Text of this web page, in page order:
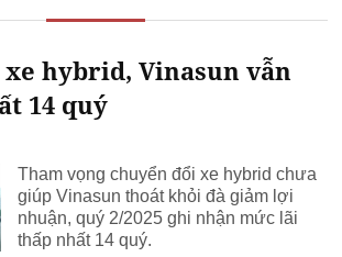
xe hybrid, Vinasun vẫn
14 quý
Tham vọng chuyển đổi xe hybrid chưa
giúp Vinasun thoát khỏi đà giảm lợi
nhuận, quý 2/2025 ghi nhận mức lãi
thấp nhất 14 quý.